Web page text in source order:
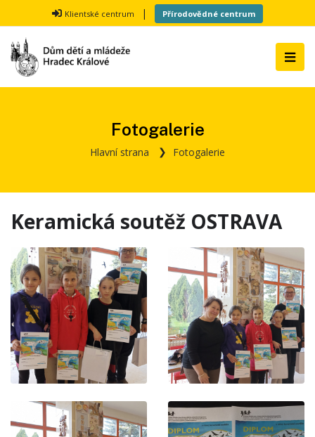
Klientské centrum | Přírodovědné centrum
Fotogalerie
Hlavní strana Fotogalerie
Keramická soutěž OSTRAVA